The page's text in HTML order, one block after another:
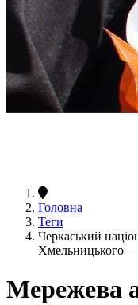
Головна
Теги
Черкаський
Хмельницького
Мережева